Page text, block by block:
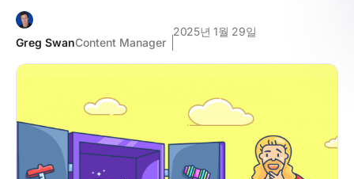
Greg SwanContent Manager
2025년 1월 29일